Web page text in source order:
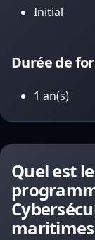
Initial
Durée de
1 an(s)
Quel est